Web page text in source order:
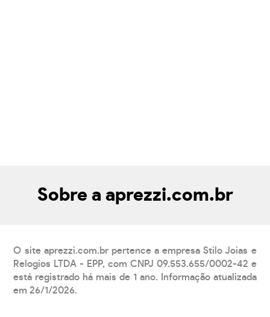
Sobre a aprezzi.com.br
O site aprezzi.com.br pertence a empresa Stilo Joias e
Relogios LTDA - EPP, com CNPJ 09.553.655/0002-42 e
está registrado há mais de 1 ano. Informação atualizada
em 26/1/2026.